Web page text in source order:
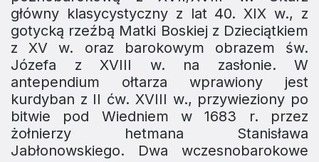
główny klasycystyczny z lat 40. XIX w., z
gotycką rzeźbą Matki Boskiej z Dzieciątkiem
z XV w. oraz barokowym obrazem św.
Józefa z XVIII w. na zasłonie. W
antependium ołtarza wprawiony jest
kurdyban z II ćw. XVIII w., przywieziony po
bitwie pod Wiedniem w 1683 r. przez
żołnierzy hetmana Stanisława
Jabłonowskiego. Dwa wczesnobarokowe